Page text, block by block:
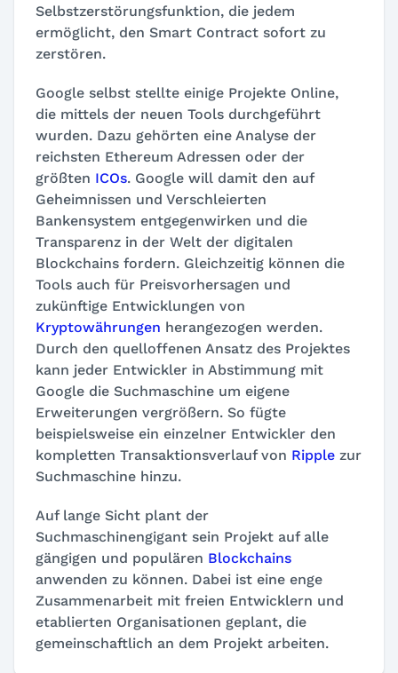
Selbstzerstörungsfunktion, die jedem
ermöglicht, den Smart Contract sofort zu
zerstören.
Google selbst stellte einige Projekte Online,
die mittels der neuen Tools durchgeführt
wurden. Dazu gehörten eine Analyse der
reichsten Ethereum Adressen oder der
größten ICOs. Google will damit den auf
Geheimnissen und Verschleierten
Bankensystem entgegenwirken und die
Transparenz in der Welt der digitalen
Blockchains fordern. Gleichzeitig können die
Tools auch für Preisvorhersagen und
zukünftige Entwicklungen von
Kryptowährungen herangezogen werden.
Durch den quelloffenen Ansatz des Projektes
kann jeder Entwickler in Abstimmung mit
Google die Suchmaschine um eigene
Erweiterungen vergrößern. So fügte
beispielsweise ein einzelner Entwickler den
kompletten Transaktionsverlauf von Ripple zur
Suchmaschine hinzu.
Auf lange Sicht plant der
Suchmaschinengigant sein Projekt auf alle
gängigen und populären Blockchains
anwenden zu können. Dabei ist eine enge
Zusammenarbeit mit freien Entwicklern und
etablierten Organisationen geplant, die
gemeinschaftlich an dem Projekt arbeiten.